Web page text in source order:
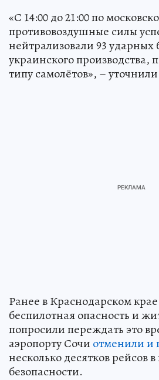
«С 14:00 до 21:00 по
противовоздушные силы
нейтрализовали 93 ударных
украинского
типу самолётов», –
Ранее в Краснодарском
беспилотная опасность и
попросили переждать это
аэропорту Сочи отменили и
несколько десятков рейсов
безопасности.